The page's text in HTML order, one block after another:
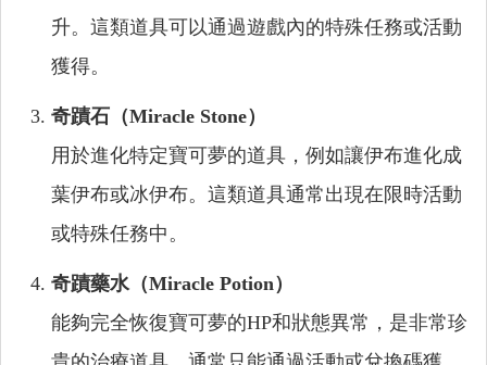
升。這類道具可以通過遊戲內的特殊任務或活動
獲得。
奇蹟石（Miracle Stone）
用於進化特定寶可夢的道具，例如讓伊布進化成
葉伊布或冰伊布。這類道具通常出現在限時活動
或特殊任務中。
奇蹟藥水（Miracle Potion）
能夠完全恢復寶可夢的HP和狀態異常，是非常珍